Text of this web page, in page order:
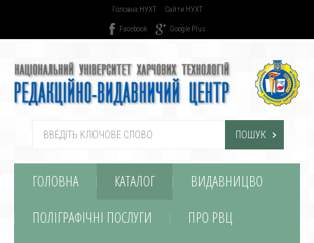
Головна НУХТ Сайти НУХТ
Facebook Google Plus
ПОШУК
ГОЛОВНА КАТАЛОГ
ВИДАВНИЦВО
ПОЛІГРАФІЧНІ ПОСЛУГИ
ПРО РВЦ